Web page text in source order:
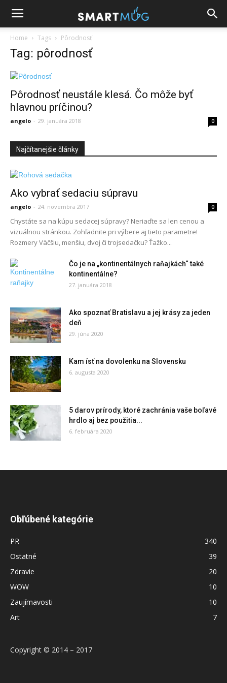
Home Tags Pôrodnosť
Tag: pôrodnosť
Pôrodnosť neustále klesá. Čo môže byť
hlavnou príčinou?
angelo - 29. januára 2018 0
Najčítanejšie články
Ako vybrať sedaciu súpravu
angelo - 24. novembra 2017 0
Chystáte sa na kúpu sedacej súpravy? Neriaďte sa len cenou a
vizuálnou stránkou. Zohľadnite pri výbere aj tieto parametre!
Rozmery Väčšiu, menšiu, dvoj či trojsedačku? Ťažko...
Čo je na „kontinentálnych raňajkách“ také
kontinentálne?
27. januára 2018
Ako spoznať Bratislavu a jej krásy za jeden
deň
29. júna 2020
Kam ísť na dovolenku na Slovensku
6. augusta 2020
5 darov prírody, ktoré zachránia vaše boľavé
hrdlo aj bez použitia...
6. februára 2020
Obľúbené kategórie
PR
340
Ostatné
39
Zdravie
20
WOW
10
Zaujímavosti
10
Art
7
Copyright © 2014 – 2017